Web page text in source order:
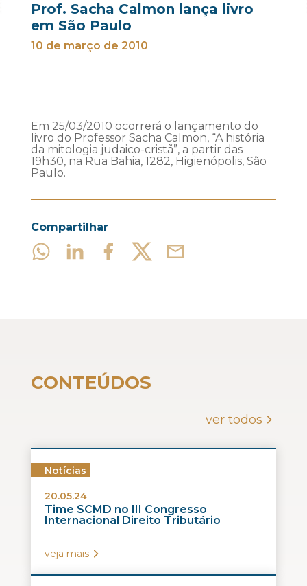
Prof. Sacha Calmon lança livro
em São Paulo
10 de março de 2010
Em 25/03/2010 ocorrerá o lançamento do
livro do Professor Sacha Calmon, “A história
da mitologia judaico-cristã”, a partir das
19h30, na Rua Bahia, 1282, Higienópolis, São
Paulo.
Compartilhar
CONTEÚDOS
ver todos
Notícias
20.05.24
Time SCMD no III Congresso
Internacional Direito Tributário
veja mais